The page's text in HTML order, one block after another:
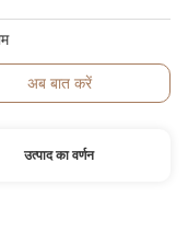
अब बात करें
उत्पाद का वर्णन